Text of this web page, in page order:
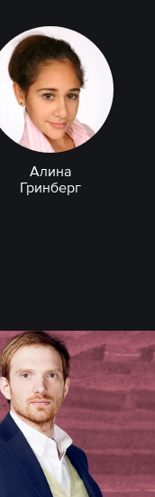
Алина
Гринберг